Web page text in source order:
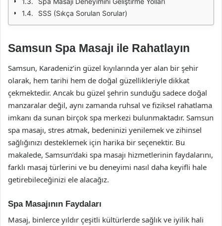
SSS (Sıkça Sorulan Sorular)
Samsun Spa Masajı ile Rahatlayın
Samsun, Karadeniz’in güzel kıyılarında yer alan bir şehir
olarak, hem tarihi hem de doğal güzellikleriyle dikkat
çekmektedir. Ancak bu güzel şehrin sunduğu sadece doğal
manzaralar değil, aynı zamanda ruhsal ve fiziksel rahatlama
imkanı da sunan birçok spa merkezi bulunmaktadır. Samsun
spa masajı, stres atmak, bedeninizi yenilemek ve zihinsel
sağlığınızı desteklemek için harika bir seçenektir. Bu
makalede, Samsun’daki spa masajı hizmetlerinin faydalarını,
farklı masaj türlerini ve bu deneyimi nasıl daha keyifli hale
getirebileceğinizi ele alacağız.
Spa Masajının Faydaları
Masaj, binlerce yıldır çeşitli kültürlerde sağlık ve iyilik hali